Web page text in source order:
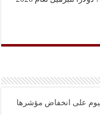
على انخفاض مؤشرها